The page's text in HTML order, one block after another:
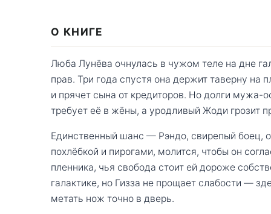
О КНИГЕ
Люба Лунёва очнулась в чужом теле на дне
прав. Три года спустя она держит таверну на
и прячет сына от кредиторов. Но долги
требует её в жёны, а уродливый Жоди грозит
Единственный шанс — Рэндо, свирепый боец,
похлёбкой и пирогами, молится, чтобы он
пленника, чья свобода стоит ей дороже
галактике, но Гизза не прощает слабости —
метать нож точно в дверь.